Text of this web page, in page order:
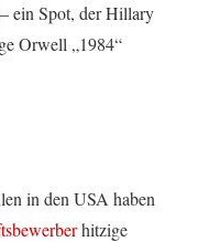
ein Spot, der Hillary
Orwell „1984“
in den USA haben
hitzige